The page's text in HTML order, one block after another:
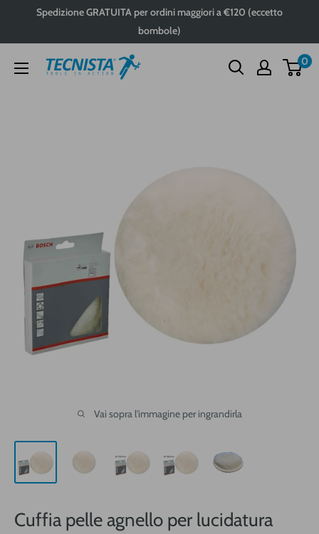
Spedizione GRATUITA per ordini maggiori a €120 (eccetto
bombole)
Tecnista 0
Vai sopra l'immagine per ingrandirla
Cuffia pelle agnello per lucidatura